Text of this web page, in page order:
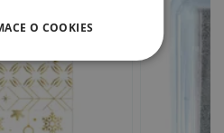
O COOKIES